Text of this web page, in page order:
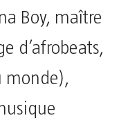
Boy, maître
d’afrobeats,
monde),